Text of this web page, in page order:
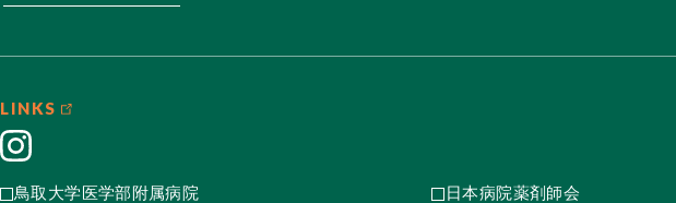
LINKS
鳥取大学医学部附属病院
日本病院薬剤師会